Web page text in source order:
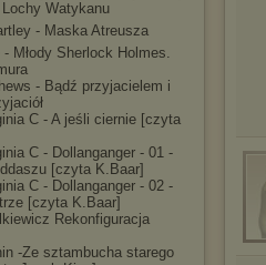
Watykanu
- Maska Atreusza
Młody Sherlock Holmes.
- Bądź przyjacielem i
C - A jeśli ciernie [czyta
C - Dollanganger - 01 -
[czyta K.Baar]
C - Dollanganger - 02 -
[czyta K.Baar]
Rekonfiguracja
-Ze sztambucha starego